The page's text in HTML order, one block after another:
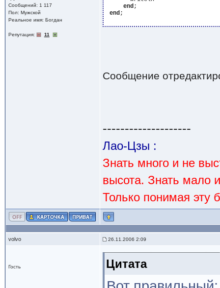
Сообщений: 1 117
Пол: Мужской
Реальное имя: Богдан
Репутация: 11
end;
end;
Сообщение
--------------------
Лао-Цзы :
Знать много и не
высота. Знать мало
Только понимая эту
volvo 26.11.2006 2:09
Гость Цитата